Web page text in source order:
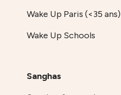
Wake Up Paris (<35 ans)
Wake Up Schools
Sanghas